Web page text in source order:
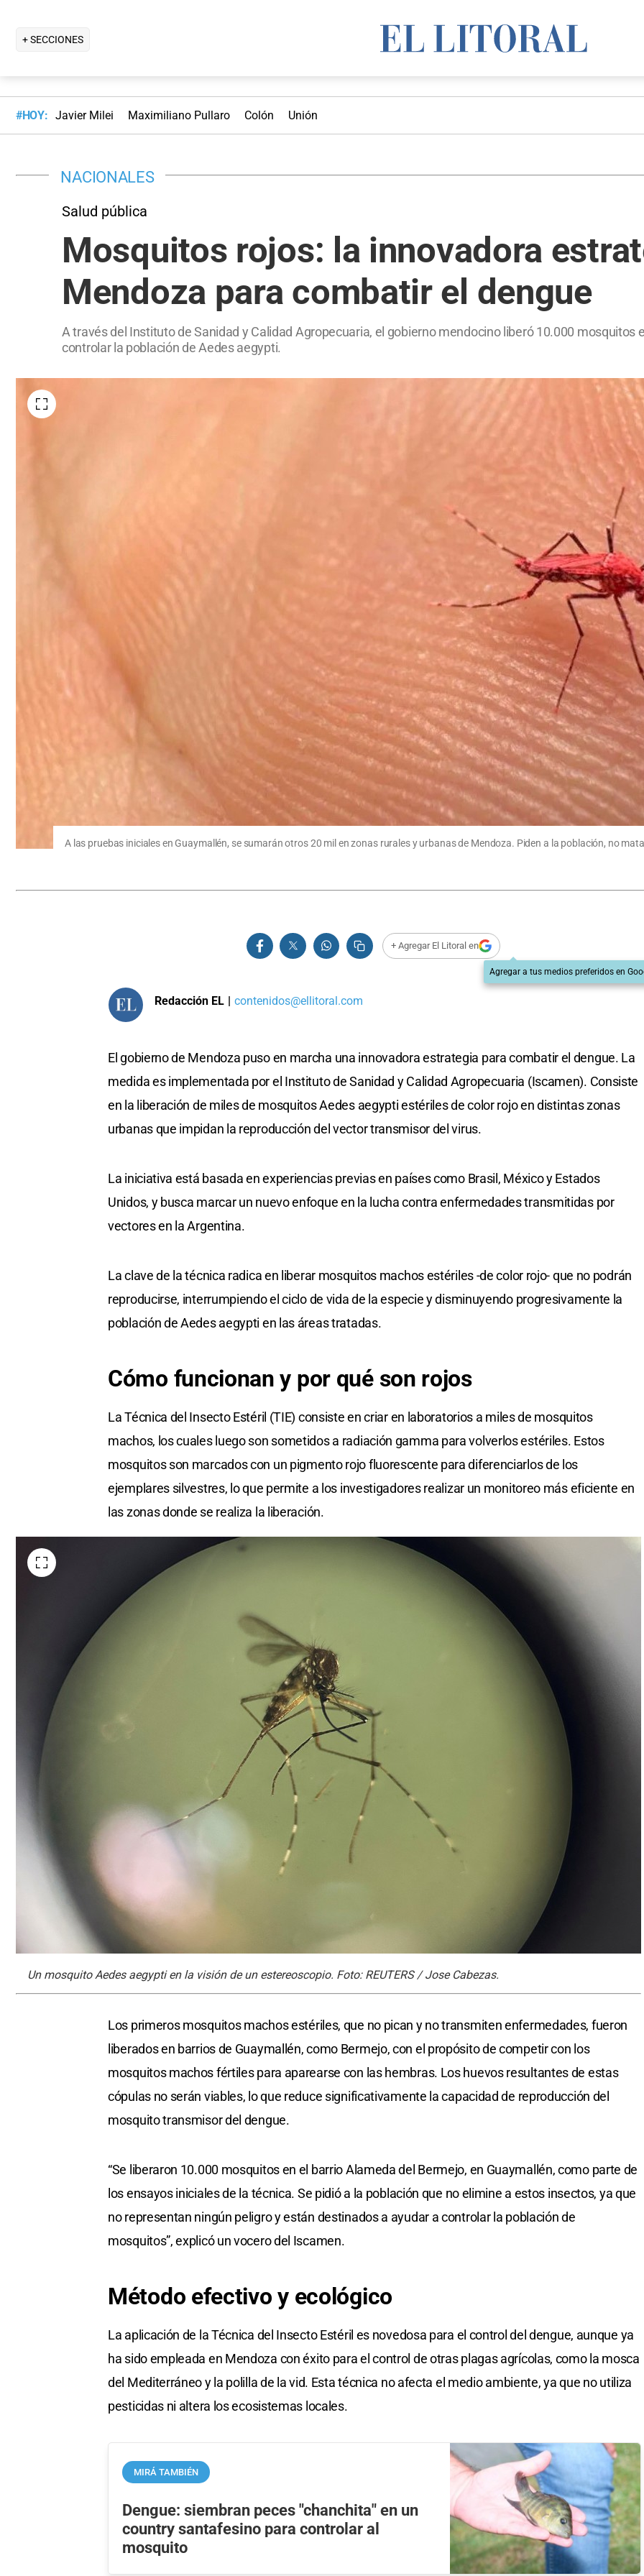
+ SECCIONES
#HOY: Javier Milei Maximiliano Pullaro Colón Unión
NACIONALES
Salud pública
Mosquitos rojos: la innovadora
Mendoza para combatir el dengue
A través del Instituto de Sanidad y Calidad Agropecuaria, el gobierno mendocino liberó 10.000 mosquitos
controlar la población de Aedes aegypti.
A las pruebas iniciales en Guaymallén, se sumarán otros 20 mil en zonas rurales y urbanas de Mendoza. Piden a la población, no
+ Agregar El Litoral en
Agregar a tus medios preferidos en
Redacción EL | contenidos@ellitoral.com
El gobierno de Mendoza puso en marcha una innovadora estrategia para combatir el dengue. La
medida es implementada por el Instituto de Sanidad y Calidad Agropecuaria (Iscamen). Consiste
en la liberación de miles de mosquitos Aedes aegypti estériles de color rojo en distintas zonas
urbanas que impidan la reproducción del vector transmisor del virus.
La iniciativa está basada en experiencias previas en países como Brasil, México y Estados
Unidos, y busca marcar un nuevo enfoque en la lucha contra enfermedades transmitidas por
vectores en la Argentina.
La clave de la técnica radica en liberar mosquitos machos estériles -de color rojo- que no podrán
reproducirse, interrumpiendo el ciclo de vida de la especie y disminuyendo progresivamente la
población de Aedes aegypti en las áreas tratadas.
Cómo funcionan y por qué son rojos
La Técnica del Insecto Estéril (TIE) consiste en criar en laboratorios a miles de mosquitos
machos, los cuales luego son sometidos a radiación gamma para volverlos estériles. Estos
mosquitos son marcados con un pigmento rojo fluorescente para diferenciarlos de los
ejemplares silvestres, lo que permite a los investigadores realizar un monitoreo más eficiente en
las zonas donde se realiza la liberación.
Un mosquito Aedes aegypti en la visión de un estereoscopio. Foto: REUTERS / Jose Cabezas.
Los primeros mosquitos machos estériles, que no pican y no transmiten enfermedades, fueron
liberados en barrios de Guaymallén, como Bermejo, con el propósito de competir con los
mosquitos machos fértiles para aparearse con las hembras. Los huevos resultantes de estas
cópulas no serán viables, lo que reduce significativamente la capacidad de reproducción del
mosquito transmisor del dengue.
“Se liberaron 10.000 mosquitos en el barrio Alameda del Bermejo, en Guaymallén, como parte de
los ensayos iniciales de la técnica. Se pidió a la población que no elimine a estos insectos, ya que
no representan ningún peligro y están destinados a ayudar a controlar la población de
mosquitos”, explicó un vocero del Iscamen.
Método efectivo y ecológico
La aplicación de la Técnica del Insecto Estéril es novedosa para el control del dengue, aunque ya
ha sido empleada en Mendoza con éxito para el control de otras plagas agrícolas, como la mosca
del Mediterráneo y la polilla de la vid. Esta técnica no afecta el medio ambiente, ya que no utiliza
pesticidas ni altera los ecosistemas locales.
MIRÁ TAMBIÉN
Dengue: siembran peces "chanchita" en un
country santafesino para controlar al
mosquito